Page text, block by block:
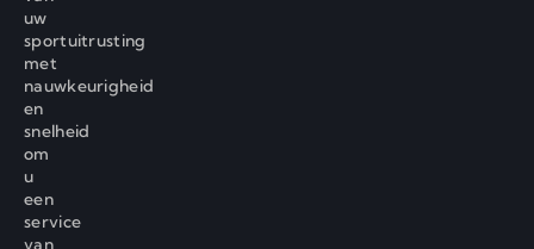
uw
sportuitrusting
met
nauwkeurigheid
en
snelheid
om
u
een
service
van